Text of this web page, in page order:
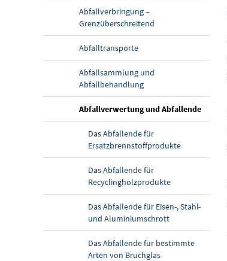
Abfallverbringung –
Grenzüberschreitend
Abfalltransporte
Abfallsammlung und
Abfallbehandlung
Abfallverwertung und Abfallende
Das Abfallende für
Ersatzbrennstoffprodukte
Das Abfallende für
Recyclingholzprodukte
Das Abfallende für Eisen-, Stahl-
und Aluminiumschrott
Das Abfallende für bestimmte
Arten von Bruchglas